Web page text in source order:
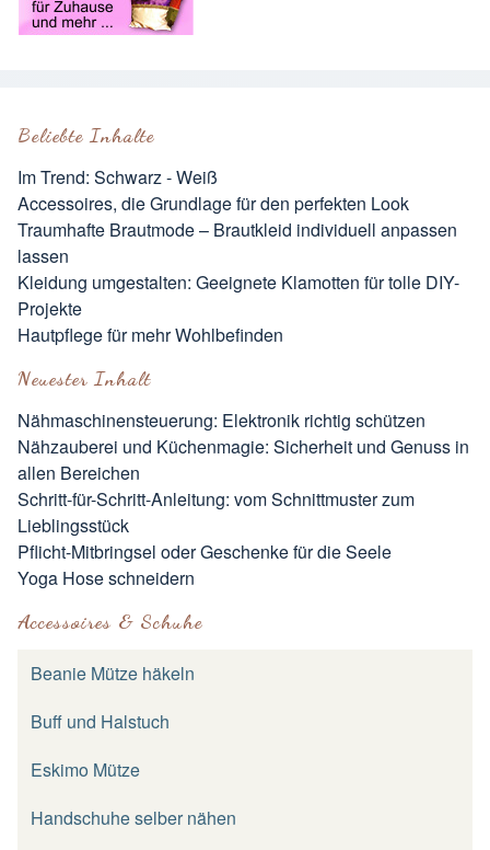
Beliebte Inhalte
Im Trend: Schwarz - Weiß
Accessoires, die Grundlage für den perfekten Look
Traumhafte Brautmode – Brautkleid individuell anpassen
lassen
Kleidung umgestalten: Geeignete Klamotten für tolle DIY-
Projekte
Hautpflege für mehr Wohlbefinden
Neuester Inhalt
Nähmaschinensteuerung: Elektronik richtig schützen
Nähzauberei und Küchenmagie: Sicherheit und Genuss in
allen Bereichen
Schritt-für-Schritt-Anleitung: vom Schnittmuster zum
Lieblingsstück
Pflicht-Mitbringsel oder Geschenke für die Seele
Yoga Hose schneidern
Accessoires & Schuhe
Beanie Mütze häkeln
Buff und Halstuch
Eskimo Mütze
Handschuhe selber nähen